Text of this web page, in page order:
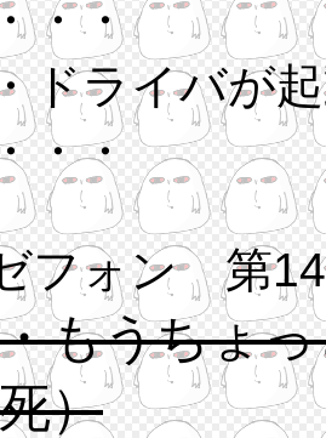
・・
ドライバが
・・
フォン 第14
もうちょ
）